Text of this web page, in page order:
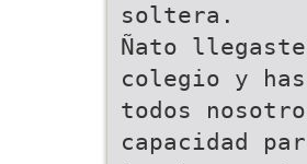
soltera.
Ñato
colegio y
todos
capacidad